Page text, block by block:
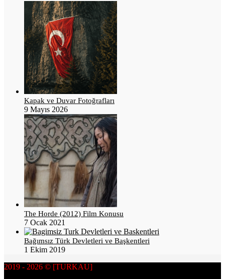
Kapak ve Duvar Fotoğrafları
9 Mayıs 2026
The Horde (2012) Film Konusu
7 Ocak 2021
Bağımsız Türk Devletleri ve Başkentleri
1 Ekim 2019
2019 - 2026 © [TURKAU]